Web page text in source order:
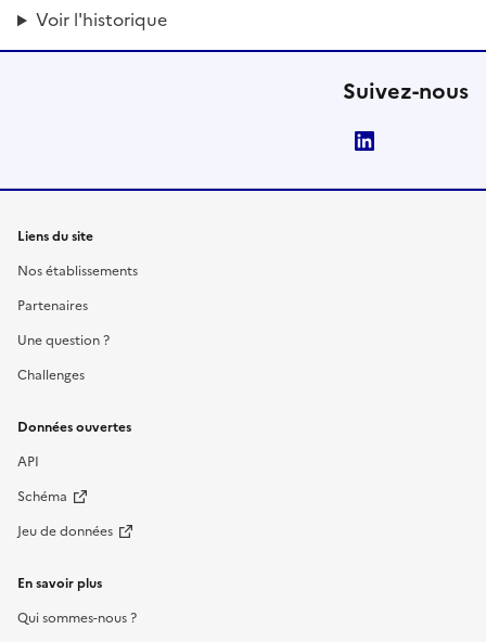
Voir l'historique
Suivez-nous
Liens du site
Nos établissements
Partenaires
Une question ?
Challenges
Données ouvertes
API
Schéma
Jeu de données
En savoir plus
Qui sommes-nous ?